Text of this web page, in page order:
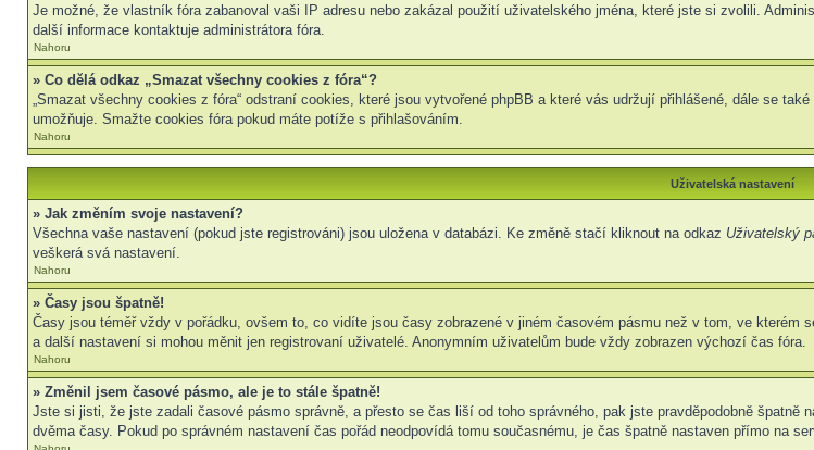
Je možné, že vlastník fóra zabanoval vaši IP adresu nebo zakázal použití uživatelského jména, které jste si zvolili.
další informace kontaktuje administrátora fóra.
Nahoru
» Co dělá odkaz „Smazat všechny cookies z fóra“?
„Smazat všechny cookies z fóra“ odstraní cookies, které jsou vytvořené phpBB a které vás udržují přihlášené, dále se
umožňuje. Smažte cookies fóra pokud máte potíže s přihlašováním.
Nahoru
Uživatelská nastavení
» Jak změním svoje nastavení?
Všechna vaše nastavení (pokud jste registrováni) jsou uložena v databázi. Ke změně stačí kliknout na odkaz Uživatelský
veškerá svá nastavení.
Nahoru
» Časy jsou špatně!
Časy jsou téměř vždy v pořádku, ovšem to, co vidíte jsou časy zobrazené v jiném časovém pásmu než v tom, ve
a další nastavení si mohou měnit jen registrovaní uživatelé. Anonymním uživatelům bude vždy zobrazen výchozí čas fóra.
Nahoru
» Změnil jsem časové pásmo, ale je to stále špatně!
Jste si jisti, že jste zadali časové pásmo správně, a přesto se čas liší od toho správného, pak jste pravděpodobně
dvěma časy. Pokud po správném nastavení čas pořád neodpovídá tomu současnému, je čas špatně nastaven přímo na